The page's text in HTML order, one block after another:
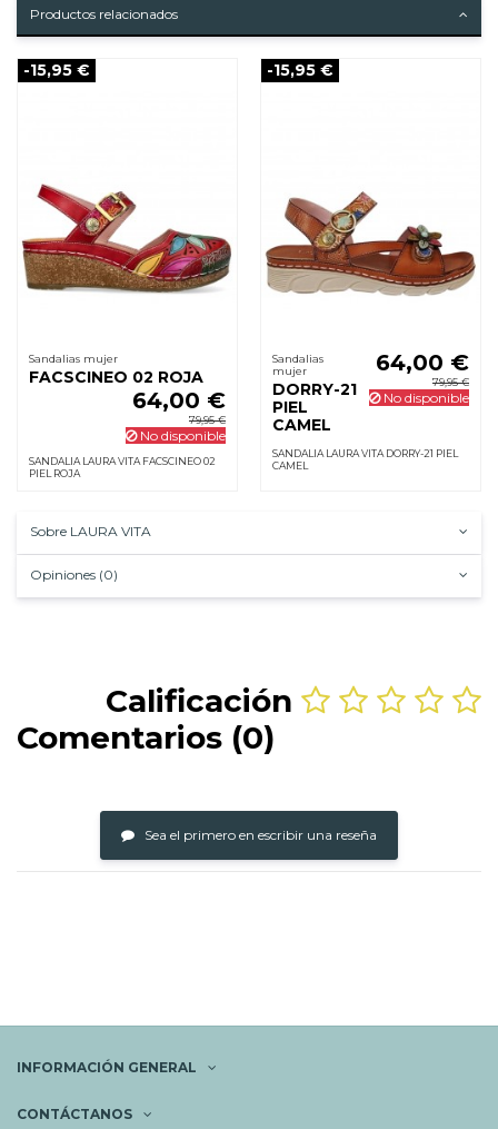
Productos relacionados
-15,95 €
Sandalias mujer
FACSCINEO 02 ROJA
64,00 €
79,95 €
No disponible
SANDALIA LAURA VITA FACSCINEO 02
PIEL ROJA
-15,95 €
Sandalias
mujer
DORRY-21
PIEL
CAMEL
64,00 €
79,95 €
No disponible
SANDALIA LAURA VITA DORRY-21 PIEL
CAMEL
Sobre LAURA VITA
Opiniones (0)
Calificación
Comentarios (0)
Sea el primero en escribir una reseña
INFORMACIÓN GENERAL
CONTÁCTANOS